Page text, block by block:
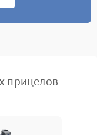
Подробнее →
прицелов